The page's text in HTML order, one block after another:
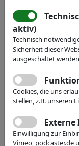
IVAM
Veranstaltungen
Global
Ltd.
Webseite
aktiv)
Technisch
Sicherheit dieser
ausgeschaltet
Cookies, die uns
stellen, z.B. unseren
Externe
Einwilligung zur
Vimeo, podcaster.de